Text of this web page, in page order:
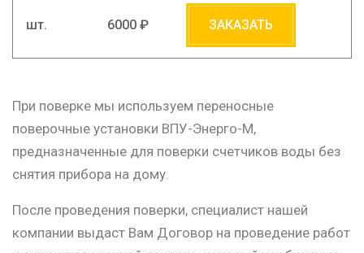
шт. 6000 ₽ ЗАКАЗАТЬ
При поверке мы используем переносные
поверочные установки ВПУ-Энерго-М,
предназначенные для поверки счетчиков воды без
снятия прибора на дому.
После проведения поверки, специалист нашей
компании выдаст Вам Договор на проведение работ